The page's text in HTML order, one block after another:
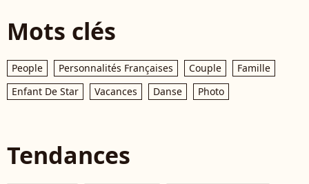
Mots clés
People Personnalités Françaises Couple
Famille
Enfant De Star
Vacances Danse Photo
Tendances